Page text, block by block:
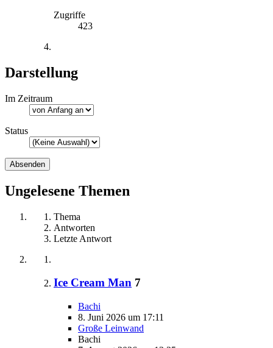
Zugriffe
423
Darstellung
Im Zeitraum
Status
Ungelesene Themen
Thema
Antworten
Letzte Antwort
Ice Cream Man 7
Bachi
8. Juni 2026 um 17:11
Große Leinwand
Bachi